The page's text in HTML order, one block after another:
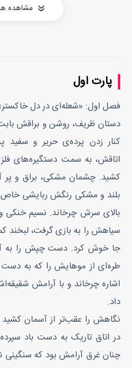
مشاهده
پارت اول
فصل اول: «شعله‌ای در دل
دستان ظریف، روشن و براقش
کنار زدن پرده‌ی حریر و
اتاقش، به سمت دستگیره‌های
کشید. چشمان مشکی، براق و پر
بلند و مشکی رنگش ربایشی خاص
بالای سرش چرخاند. نسیم خنکی
سیاهش را به بازی گرفت، لبخند
جا خوش کرد. دست چپش را به
طره‌ای از موهایش را که به
اشاره چرخاند و با آرامش
داد.
نگاهش را عقب‌تر از آسمان کشید
در اتاق تاریک به دست باد
چنان غرق آرامش بود که